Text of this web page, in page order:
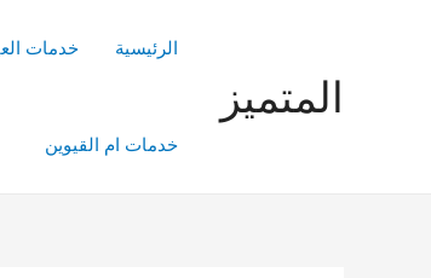
المتميز
الرئيسية خدمات
خدمات ام القيوين